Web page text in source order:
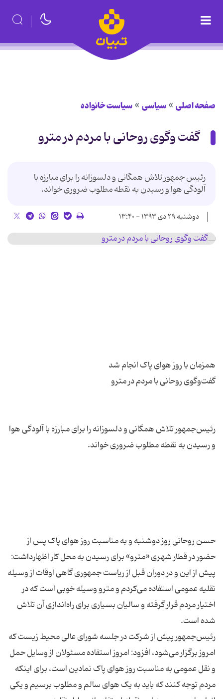
صفحه اصلی سیاسی سیاست خانواده
گفت وگوی روحانی با مردم در مترو
رئیس جمهور تلاش همگانی و دلسوزانه را برای مبارزه با
آلودگی هوا و رسیدن به نقطه مطلوب ضروری خواند.
دوشنبه ۲۹ دی ۱۳۹۳ - ۱۳:۴۰
رئیس‌جمهور تلاش همگانی و دلسوزانه را برای مبارزه با آلودگی هوا
حسن روحانی روز دوشنبه و به مناسبت روز هوای پاک پس از
حضور در قطار شهری «مترو» برای رسیدن به محل کار اظهارداشت:
پیش از این و در دوران قبل از ریاست جمهوری گاهی اوقات از وسیله
نقلیه عمومی استفاده می‌کردم و مترو وسیله خوبی است که در
اختیار مردم قرار گرفته و سالیان بسیاری برای راه‌اندازی آن تلاش
رئیس‌جمهور پیش از شرکت در جلسه شورای عالی محیط زیست که
امروز برگزار می‌شود، افزود: امروز استفاده مسئولان از وسایل حمل
و نقل عمومی به مناسبت روز هوای پاک نمادین است، برای اینکه
مردم توجه کنند که باید به یک هوای سالم و مطلوب برسیم و یکی